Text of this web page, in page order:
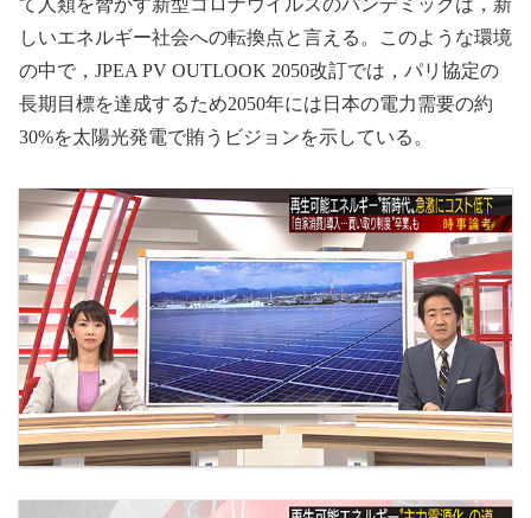
て人類を脅かす新型コロナウイルスのパンデミックは，新
しいエネルギー社会への転換点と言える。このような環境
の中で，JPEA PV OUTLOOK 2050改訂では，パリ協定の
長期目標を達成するため2050年には日本の電力需要の約
30%を太陽光発電で賄うビジョンを示している。